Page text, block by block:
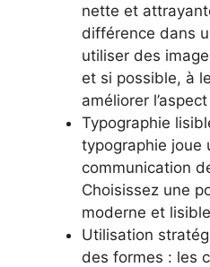
nette et
différence dans
utiliser des
et si possible, à
améliorer
Typographie
typographie joue
communication
Choisissez une
moderne et
Utilisation
des formes : les